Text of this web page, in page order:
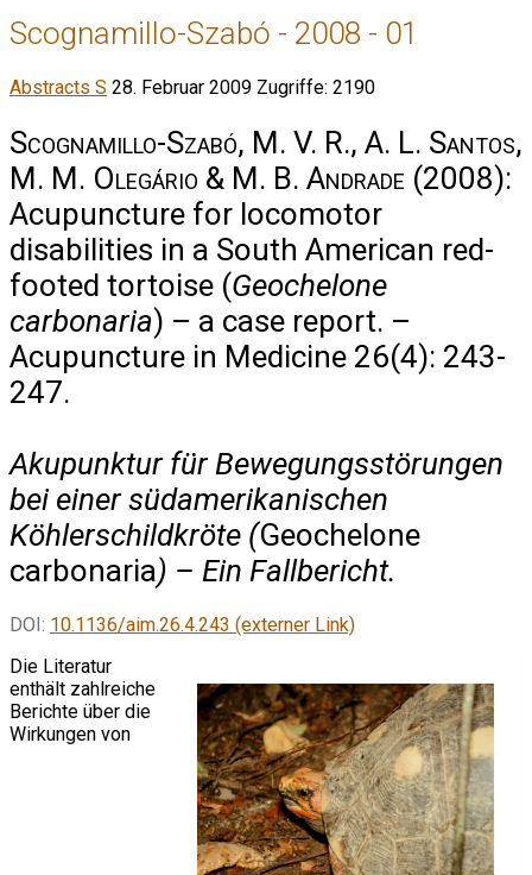
Scognamillo-Szabó - 2008 - 01
Abstracts S 28. Februar 2009 Zugriffe: 2190
Scognamillo-Szabó, M. V. R., A. L. Santos,
M. M. Olegário & M. B. Andrade (2008):
Acupuncture for locomotor
disabilities in a South American red-
footed tortoise (Geochelone
carbonaria) – a case report. –
Acupuncture in Medicine 26(4): 243-
247.
Akupunktur für Bewegungsstörungen
bei einer südamerikanischen
Köhlerschildkröte (Geochelone
carbonaria) – Ein Fallbericht.
DOI: 10.1136/aim.26.4.243 (externer Link)
Die Literatur
enthält zahlreiche
Berichte über die
Wirkungen von